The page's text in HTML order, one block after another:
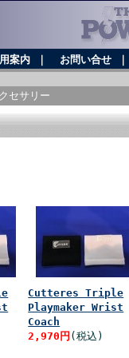
案内｜ お問い合せ｜
セサリー
Cutteres Triple
Playmaker Wrist
Coach
2,970円 (税込)